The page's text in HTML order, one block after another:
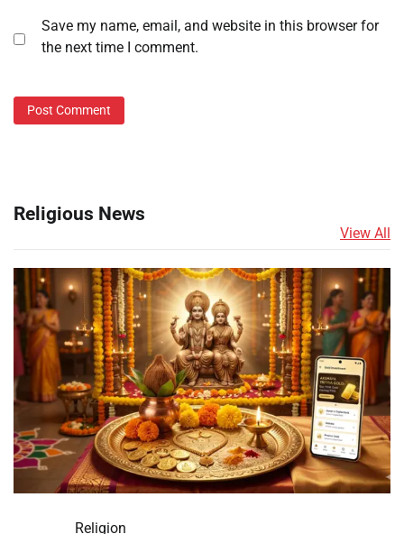
Save my name, email, and website in this browser for
the next time I comment.
Religious News
View All
Religion